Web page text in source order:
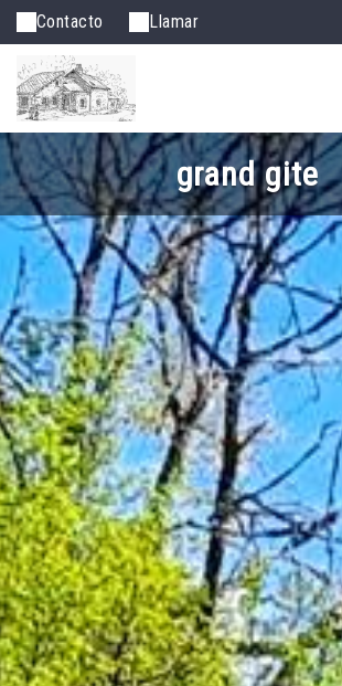
Contacto Llamar
grand gite